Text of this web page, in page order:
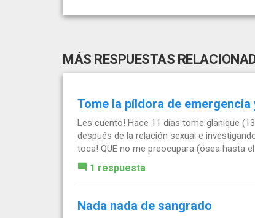
MÁS RESPUESTAS
Tome la píldora de
Les cuento! Hace 11 días tome glanique
después de la relación sexual e
toca! QUE no me preocupara (ósea hasta el
1 respuesta
Nada nada de sangrado